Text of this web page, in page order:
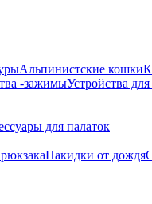
Альпинистские кошки
-зажимыУстройства
для палаток
Накидки от дождя